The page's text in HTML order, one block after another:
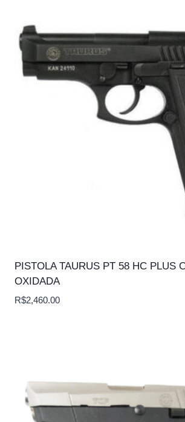
PISTOLA TAURUS PT 58 HC PLUS
OXIDADA
R$2,460.00